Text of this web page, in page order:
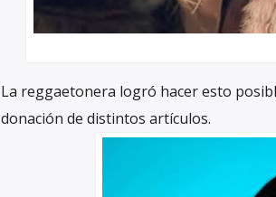
La reggaetonera logró hacer esto
donación de distintos artículos.